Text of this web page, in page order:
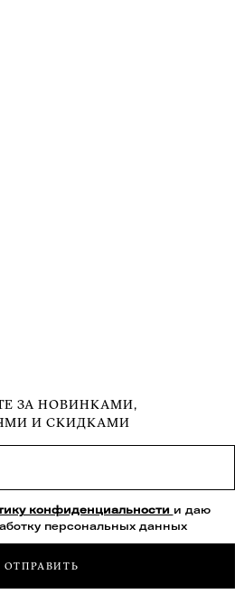
ЗА НОВИНКАМИ,
И СКИДКАМИ
конфиденциальности и даю
персональных данных
ОТПРАВИТЬ